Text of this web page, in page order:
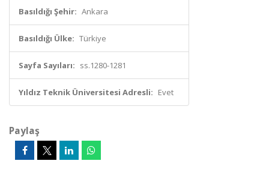
Basıldığı Şehir: Ankara
Basıldığı Ülke: Türkiye
Sayfa Sayıları: ss.1280-1281
Yıldız Teknik Üniversitesi Adresli: Evet
Paylaş